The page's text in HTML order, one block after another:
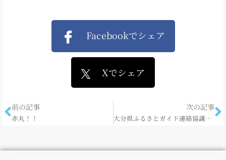
Facebookでシェア
Xでシェア
前の記事
赤丸！！
次の記事
大分県ふるさとガイド連絡協議会。